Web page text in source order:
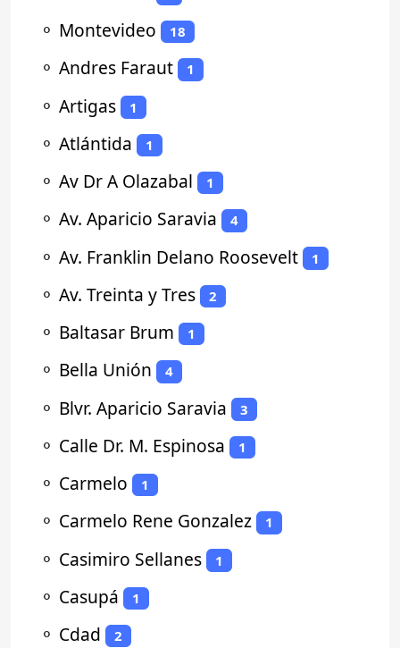
⚬ Montevideo 18
⚬ Andres Faraut 1
⚬ Artigas 1
⚬ Atlántida 1
⚬ Av Dr A Olazabal 1
⚬ Av. Aparicio Saravia 4
⚬ Av. Franklin Delano Roosevelt 1
⚬ Av. Treinta y Tres 2
⚬ Baltasar Brum 1
⚬ Bella Unión 4
⚬ Blvr. Aparicio Saravia 3
⚬ Calle Dr. M. Espinosa 1
⚬ Carmelo 1
⚬ Carmelo Rene Gonzalez 1
⚬ Casimiro Sellanes 1
⚬ Casupá 1
⚬ Cdad 2